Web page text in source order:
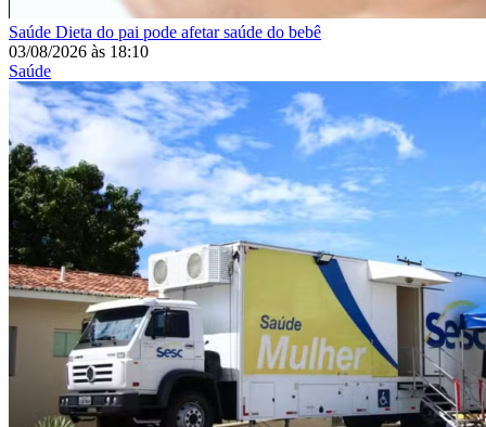
Saúde Dieta do pai pode afetar saúde do bebê
03/08/2026 às 18:10
Saúde